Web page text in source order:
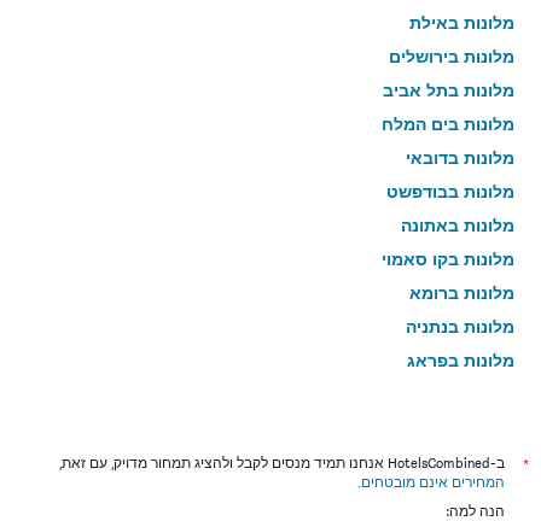
מלונות באילת
מלונות בירושלים
מלונות בתל אביב
מלונות בים המלח
מלונות בדובאי
מלונות בבודפשט
מלונות באתונה
מלונות בקו סאמוי
מלונות ברומא
מלונות בנתניה
מלונות בפראג
מלונות בניו יורק
מלונות בבנגקוק
*
ב-HotelsCombined אנחנו תמיד מנסים לקבל ולהציג תמחור מדויק, עם זאת,
המחירים אינם מובטחים.
הנה למה: